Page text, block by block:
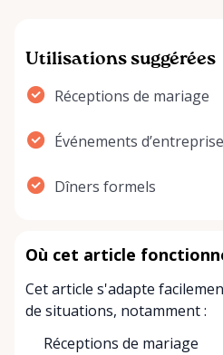
Utilisations suggérées
Réceptions de mariage
Événements d’entreprise
Dîners formels
Où cet article
Cet article s'adapte
de situations, notamment :
Réceptions de mariage